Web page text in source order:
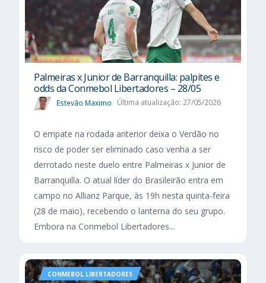
Palmeiras x Junior de Barranquilla: palpites e
odds da Conmebol Libertadores – 28/05
Estevão Maximo Última atualização: 27/05/2026
O empate na rodada anterior deixa o Verdão no
risco de poder ser eliminado caso venha a ser
derrotado neste duelo entre Palmeiras x Junior de
Barranquilla. O atual líder do Brasileirão entra em
campo no Allianz Parque, às 19h nesta quinta-feira
(28 de maio), recebendo o lanterna do seu grupo.
Embora na Conmebol Libertadores...
CONMEBOL LIBERTADORES